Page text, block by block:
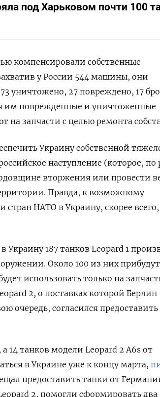
под Харьковом почти 100
компенсировали собственные
у России 544 машины, они
уничтожено, 27 повреждено, 17
им поврежденные и уничтоженные
на запчасти с целью ремонта
Украину собственной
наступление (которое,
вторжения или провести
Правда, к возможному
НАТО в Украину, скорее
Украину 187 танков Leopard 1
Около 100 из них
использовать только на
2, о поставках которой Берлин
очередь, согласился предоставить
14 танков модели Leopard 2 A6s от
в Украине уже к концу марта,
предоставить танки от
2, помогли сформировать два